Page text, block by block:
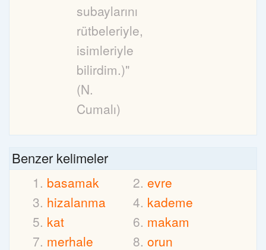
subaylarını
rütbeleriyle,
isimleriyle
bilirdim.)"
(N.
Cumalı)
Benzer kelimeler
basamak
evre
hizalanma
kademe
kat
makam
merhale
orun